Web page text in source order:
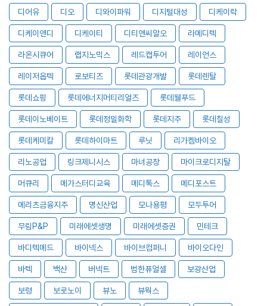
디어유 디오 디와이파워 디지털대성 디케이락
디케이앤디 디케이티 디티앤씨알오 라메디텍
라온시큐어 랩지노믹스 레드캡투어 레이언스
레이저옵텍 로보티즈 롯데관광개발 롯데렌탈
롯데쇼핑 롯데에너지머티리얼즈 롯데웰푸드
롯데이노베이트 롯데정밀화학 롯데지주 롯데칠성
롯데케미칼 롯데하이마트 루닛 리가켐바이오
리노공업 링크제니시스 마녀공장 마이크로디지탈
머큐리 메가스터디교육 메디톡스 메디포스트
메리츠금융지주 명신산업 모나용평 모두투어
무림P&P 미래에셋생명 미래에셋증권 민테크
바디텍메드 바이넥스 바이브컴퍼니 바이오다인
바텍 백산 버넥트 범한퓨얼셀 보광산업
보령 보로노이 뷰노 뷰웍스